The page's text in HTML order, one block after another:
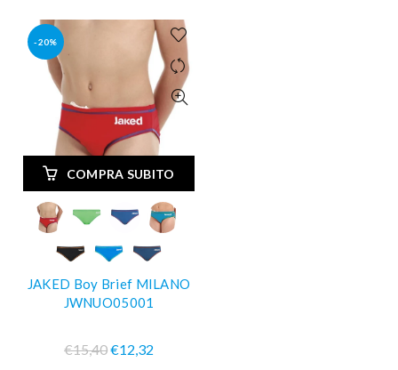
-20%
COMPRA SUBITO
JAKED Boy Brief MILANO
JWNUO05001
€15,40€12,32